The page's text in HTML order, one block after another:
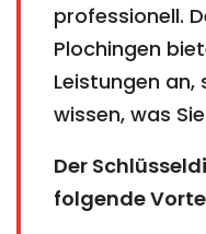
professionell.
Plochingen
Leistungen an,
wissen, was
Der
folgende